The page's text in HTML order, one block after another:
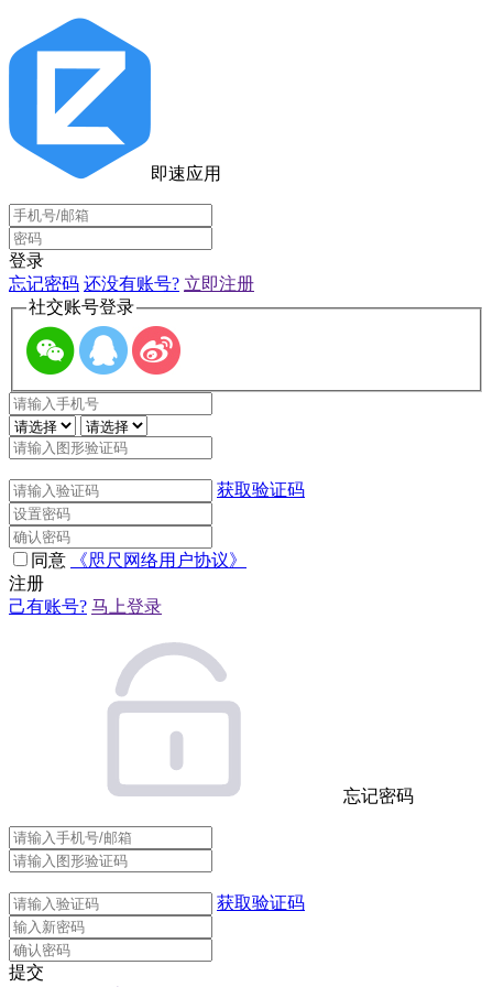
即速应用
登录
忘记密码 还没有账号? 立即注册
社交账号登录
获取验证码
同意
《咫尺网络用户协议》
注册
己有账号? 马上登录
忘记密码
获取验证码
提交